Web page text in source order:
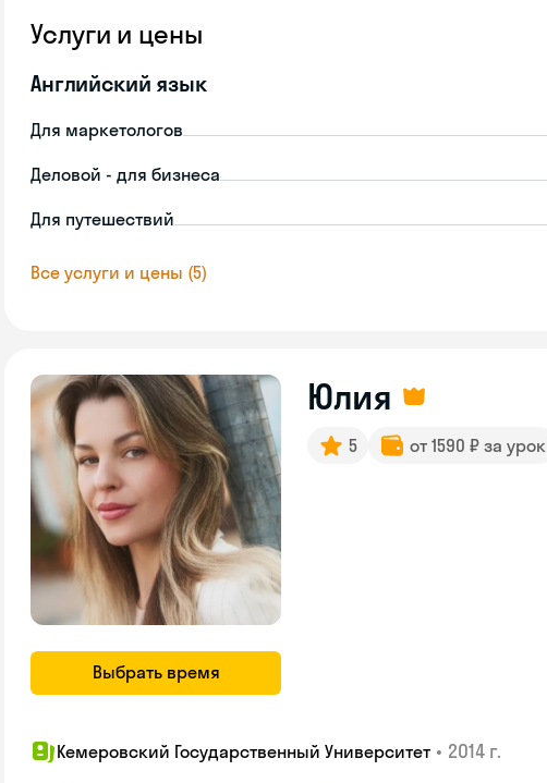
Услуги и цены
Английский язык
Для маркетологов
Деловой - для бизнеса
Для путешествий
Все услуги и цены (5)
Выбрать время
Юлия
5 от 1590 ₽ за урок
Кемеровский Государственный Университет • 2014 г.